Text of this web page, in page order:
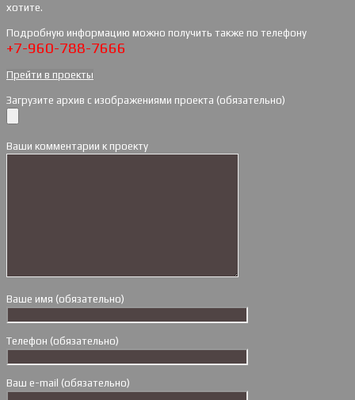
хотите.
Подробную информацию можно получить также по телефону
+7-960-788-7666
Прейти в проекты
Загрузите архив с изображениями проекта (обязательно)
Ваши комментарии к проекту
Ваше имя (обязательно)
Телефон (обязательно)
Ваш e-mail (обязательно)